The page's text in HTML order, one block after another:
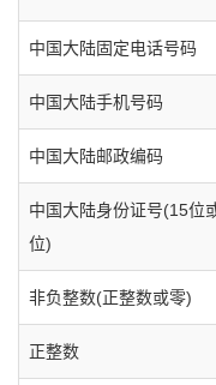
中国大陆固定电话号码
中国大陆手机号码
中国大陆邮政编码
中国大陆身份证号(15位
位)
非负整数(正整数或零)
正整数